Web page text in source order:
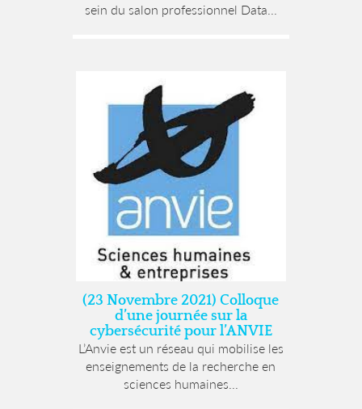
sein du salon professionnel Data...
(23 Novembre 2021) Colloque
d’une journée sur la
cybersécurité pour l’ANVIE
L’Anvie est un réseau qui mobilise les
enseignements de la recherche en
sciences humaines...